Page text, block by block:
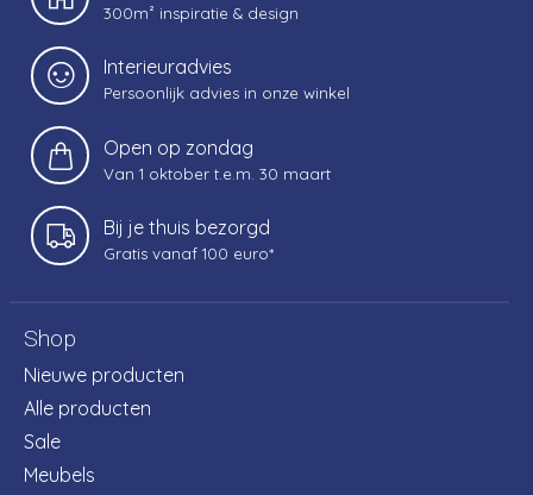
300m² inspiratie & design
Interieuradvies
Persoonlijk advies in onze winkel
Open op zondag
Van 1 oktober t.e.m. 30 maart
Bij je thuis bezorgd
Gratis vanaf 100 euro*
Shop
Nieuwe producten
Alle producten
Sale
Meubels